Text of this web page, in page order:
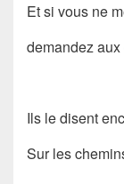
Et si vous ne
demandez
Ils le disent
Sur les